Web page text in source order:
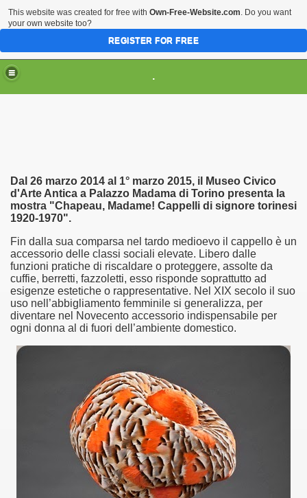
HOME
CIVILTA'
EVENTI & MANIFESTAZIONI
.
Dal 26 marzo 2014 al 1° marzo 2015, il Museo Civico
d'Arte Antica a Palazzo Madama di Torino presenta la
mostra "Chapeau, Madame! Cappelli di signore torinesi
1920-1970".
Fin dalla sua comparsa nel tardo medioevo il cappello è un
accessorio delle classi sociali elevate. Libero dalle
funzioni pratiche di riscaldare o proteggere, assolte da
cuffie, berretti, fazzoletti, esso risponde soprattutto ad
esigenze estetiche o rappresentative. Nel XIX secolo il suo
uso nell’abbigliamento femminile si generalizza, per
diventare nel Novecento accessorio indispensabile per
ogni donna al di fuori dell’ambiente domestico.
This website was created for free with Own-Free-Website.com. Do you want
your own website too?
REGISTER FOR FREE